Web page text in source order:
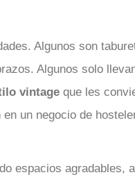
Algunos son
Algunos solo
vintageque les
un negocio de
espacios agradables,